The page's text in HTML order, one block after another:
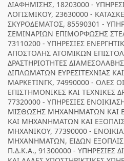
ΔΙΑΦΗΜΙΣΗΣ, 18203000 -
ΛΟΓΙΣΜΙΚΟΥ, 23630000 -
ΣΚΥΡΟΔΕΜΑΤΟΣ, 85590301 -
ΣΕΜΙΝΑΡΙΩΝ ΕΠΙΜΟΡΦΩΣΗΣ
73110200 - ΥΠΗΡΕΣΙΕΣ
ΑΠΟΣΤΟΛΗΣ ΑΤΟΜΙΚΩΝ
ΔΡΑΣΤΗΡΙΟΤΗΤΕΣ
ΔΙΠΛΩΜΑΤΩΝ ΕΥΡΕΣΙΤΕΧΝΙΑΣ
ΜΑΡΚΕΤΙΝΓΚ, 74990000 - ΟΛΕΣ
ΕΠΙΣΤΗΜΟΝΙΚΕΣ ΚΑΙ ΤΕΧΝΙΚΕΣ
77320000 - ΥΠΗΡΕΣΙΕΣ
ΜΙΣΘΩΣΗΣ ΜΗΧΑΝΗΜΑΤΩΝ ΚΑΙ
ΚΑΙ ΜΗΧΑΝΗΜΑΤΩΝ ΚΑΙ
ΜΗΧΑΝΙΚΟΥ, 77390000 -
ΜΗΧΑΝΗΜΑΤΩΝ, ΕΙΔΩΝ
Π.Δ.Κ.Α., 91300000 - ΥΠΗΡΕΣΙΕΣ